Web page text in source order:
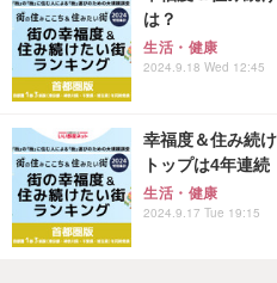
は？
生活・健康
2024.9.18 Wed 12:45
幸福度＆住み続
トップは4年連続
生活・健康
2024.9.17 Tue 19:15